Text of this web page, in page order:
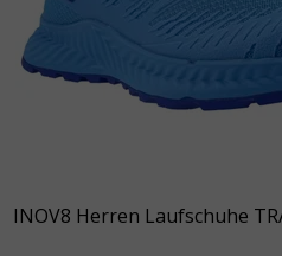
INOV8 Herren Laufschuhe